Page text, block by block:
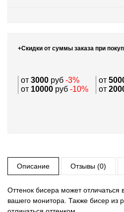
+Скидки от суммы заказа при
от 3000 руб -3% от
от 10000 руб -10% от
Описание Отзывы (0)
Оттенок бисера может отличаться
вашего монитора. Также бисер из